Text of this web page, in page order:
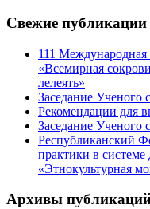
Свежие публикации
111
«Всемирная
лелеять»
Заседание
Рекомендации для
Заседание
Республиканский
практики в системе
«Этнокультурная
Архивы